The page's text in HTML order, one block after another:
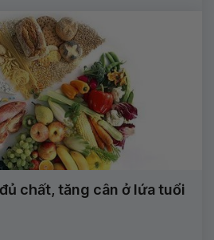
chất, tăng cân ở lứa tuổi